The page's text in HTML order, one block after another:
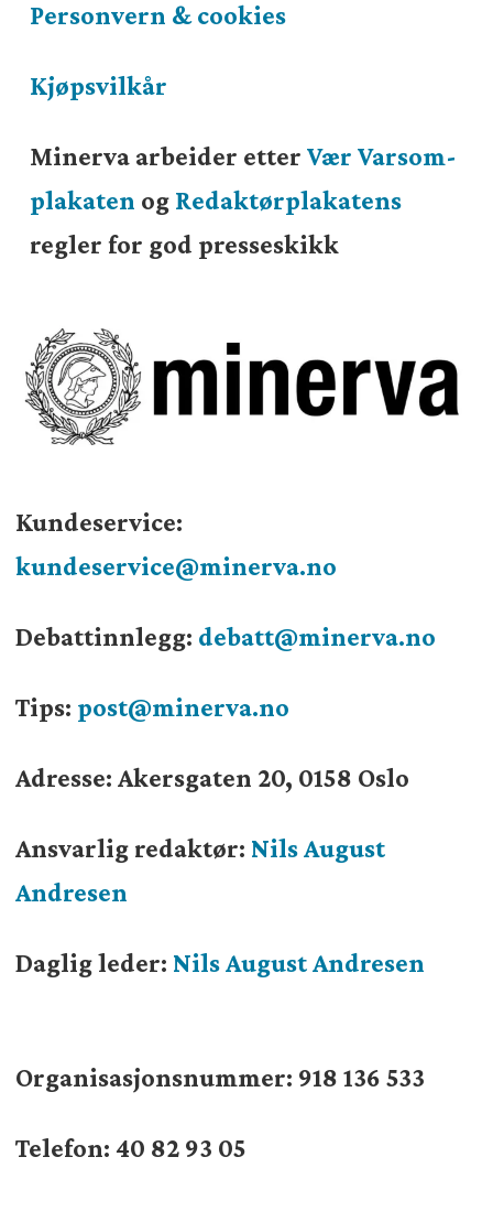
Personvern & cookies
Kjøpsvilkår
Minerva arbeider etterVær Varsom-
plakaten og Redaktørplakatens
regler for god presseskikk
Kundeservice:
kundeservice@minerva.no
Debattinnlegg: debatt@minerva.no
Tips: post@minerva.no
Adresse: Akersgaten 20, 0158 Oslo
Ansvarlig redaktør: Nils August
Andresen
Daglig leder: Nils August Andresen
Organisasjonsnummer: 918 136 533
Telefon: 40 82 93 05